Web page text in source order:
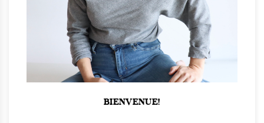
BIENVENUE!